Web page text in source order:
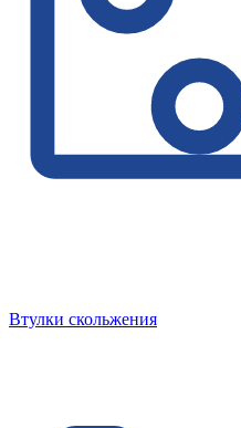
Втулки скольжения